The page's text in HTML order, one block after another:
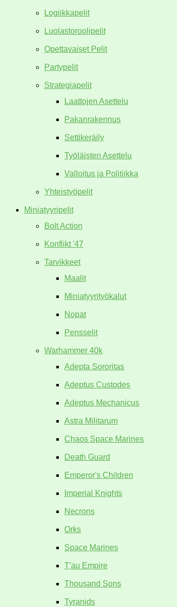
Logiikkapelit
Luolastoroolipelit
Opettavaiset Pelit
Partypelit
Strategiapelit
Laattojen Asettelu
Pakanrakennus
Settikeräily
Työläisten Asettelu
Valloitus ja Politiikka
Yhteistyöpelit
Miniatyyripelit
Bolt Action
Konflikt '47
Tarvikkeet
Maalit
Miniatyyrityökalut
Nopat
Pensselit
Warhammer 40k
Adepta Sororitas
Adeptus Custodes
Adeptus Mechanicus
Astra Militarum
Chaos Space Marines
Death Guard
Emperor's Children
Imperial Knights
Necrons
Orks
Space Marines
T'au Empire
Thousand Sons
Tyranids